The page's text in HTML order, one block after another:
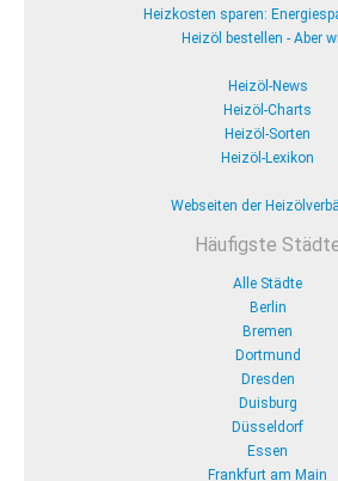
Heizkosten sparen:
Heizöl bestellen - Aber
Heizöl-News
Heizöl-Charts
Heizöl-Sorten
Heizöl-Lexikon
Webseiten der
Häufigste
Alle Städte
Berlin
Bremen
Dortmund
Dresden
Duisburg
Düsseldorf
Essen
Frankfurt am Main